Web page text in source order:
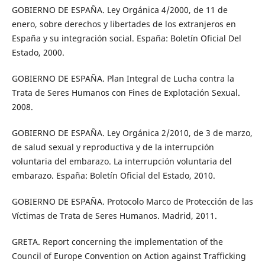
GOBIERNO DE ESPAÑA. Ley Orgánica 4/2000, de 11 de
enero, sobre derechos y libertades de los extranjeros en
España y su integración social. España: Boletín Oficial Del
Estado, 2000.
GOBIERNO DE ESPAÑA. Plan Integral de Lucha contra la
Trata de Seres Humanos con Fines de Explotación Sexual.
2008.
GOBIERNO DE ESPAÑA. Ley Orgánica 2/2010, de 3 de marzo,
de salud sexual y reproductiva y de la interrupción
voluntaria del embarazo. La interrupción voluntaria del
embarazo. España: Boletín Oficial del Estado, 2010.
GOBIERNO DE ESPAÑA. Protocolo Marco de Protección de las
Víctimas de Trata de Seres Humanos. Madrid, 2011.
GRETA. Report concerning the implementation of the
Council of Europe Convention on Action against Trafficking